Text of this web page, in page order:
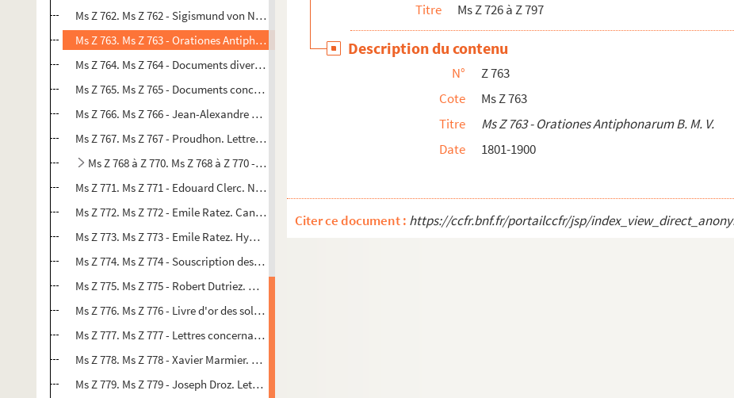
Ms Z 762. Ms Z 762 - Sigismund von Neukomm. Messe à quatre parties, en deux choeurs sans accompagnement
Ms Z 763. Ms Z 763 - Orationes Antiphonarum B. M. V.
Ms Z 764. Ms Z 764 - Documents divers concernant l'enseignement à Besançon et en Franche-Comté. 1783-1864
Ms Z 765. Ms Z 765 - Documents concernant Denis-Agile Bourdenet (1802-1876), avocat à Baume-les-Dames. 1811-1...
Ms Z 766. Ms Z 766 - Jean-Alexandre Morel. Correspondance. 1792-1826
Ms Z 767. Ms Z 767 - Proudhon. Lettre à Mme Hamar, 1849
Ms Z 768 à Z 770. Ms Z 768 à Z 770 - Victor Hugo. Coupures de presse, extraits de revues. 1831-1930
Ms Z 771. Ms Z 771 - Edouard Clerc. Notes et correspondance relatives à ses travaux sur l'histoire ancienne d...
Ms Z 772. Ms Z 772 - Emile Ratez. Cantate pour le centenaire de Victor Hugo à Besançon. 1902.
Ms Z 773. Ms Z 773 - Emile Ratez. Hymne à la gloire de Pasteur. 1922
Ms Z 774. Ms Z 774 - Souscription des pharmaciens de Besançon à l'occasion des funérailles d'un de leurs conf...
Ms Z 775. Ms Z 775 - Robert Dutriez. Notes sur le Livre d'or du Soldatenheim (1940- 1944) au Casino de Besanç...
Ms Z 776. Ms Z 776 - Livre d'or des soldats français soignés à Besançon pendant la première guerre mondiale p...
Ms Z 777. Ms Z 777 - Lettres concernant le projet de traversée du canal du Rhin au Rhône à Besançon, 1809
Ms Z 778. Ms Z 778 - Xavier Marmier. Lettres
Ms Z 779. Ms Z 779 - Joseph Droz. Lettre à Lefort, éditeur de la Galerie française. 22 août 1820
Titre Ms Z 726 à Z 797
Description du contenu
N°
Z 763
Cote
Ms Z 763
Titre
Ms Z 763 - Orationes Antiphonarum B. M. V.
Date
1801-1900
Citer ce document : https://ccfr.bnf.fr/portailccfr/jsp/